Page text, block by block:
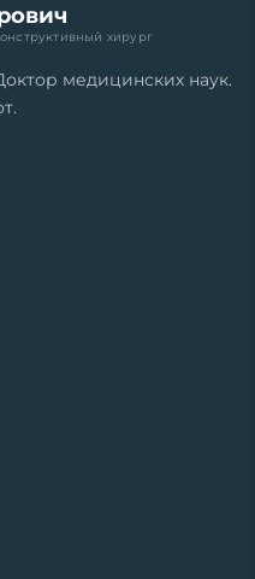
хирург
медицинских наук.